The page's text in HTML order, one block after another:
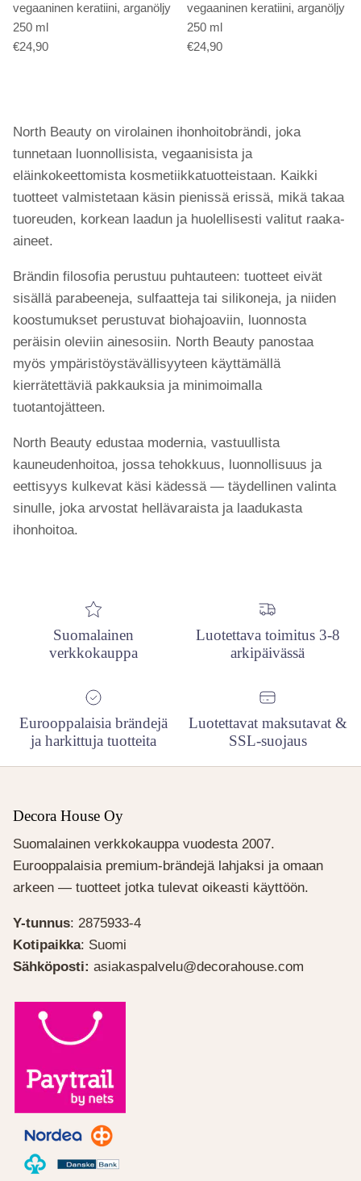
vegaaninen keratiini, arganöljy
250 ml
€24,90
vegaaninen keratiini, arganöljy
250 ml
€24,90
North Beauty on virolainen ihonhoitobrändi, joka
tunnetaan luonnollisista, vegaanisista ja
eläinkokeettomista kosmetiikkatuotteistaan. Kaikki
tuotteet valmistetaan käsin pienissä erissä, mikä takaa
tuoreuden, korkean laadun ja huolellisesti valitut raaka-
aineet.
Brändin filosofia perustuu puhtauteen: tuotteet eivät
sisällä parabeeneja, sulfaatteja tai silikoneja, ja niiden
koostumukset perustuvat biohajoaviin, luonnosta
peräisin oleviin ainesosiin. North Beauty panostaa
myös ympäristöystävällisyyteen käyttämällä
kierrätettäviä pakkauksia ja minimoimalla
tuotantojätteen.
North Beauty edustaa modernia, vastuullista
kauneudenhoitoa, jossa tehokkuus, luonnollisuus ja
eettisyys kulkevat käsi kädessä — täydellinen valinta
sinulle, joka arvostat hellävaraista ja laadukasta
ihonhoitoa.
Suomalainen
verkkokauppa
Luotettava toimitus 3-8
arkipäivässä
Eurooppalaisia brändejä
ja harkittuja tuotteita
Luotettavat maksutavat &
SSL-suojaus
Decora House Oy
Suomalainen verkkokauppa vuodesta 2007.
Eurooppalaisia premium-brändejä lahjaksi ja omaan
arkeen — tuotteet jotka tulevat oikeasti käyttöön.
Y-tunnus: 2875933-4
Kotipaikka: Suomi
Sähköposti: asiakaspalvelu@decorahouse.com